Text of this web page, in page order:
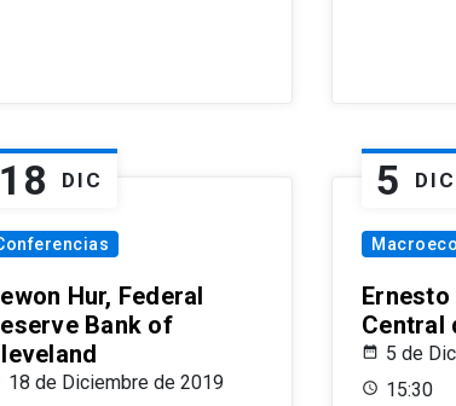
18 DIC
Hur, Federal
Bank of
18 de Diciembre de 2019
5 DIC
Ernesto
Central
5 de
15:30